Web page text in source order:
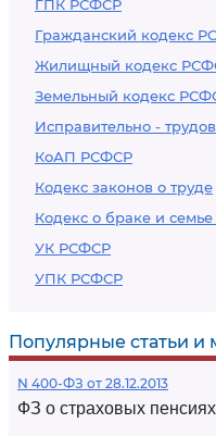
ГПК РСФСР
Гражданский кодекс
Жилищный кодекс
Земельный кодекс
Исправительно -
КоАП РСФСР
Кодекс законов о труде
Кодекс о браке и
УК РСФСР
УПК РСФСР
Популярные статьи и
N 400-ФЗ от 28.12.2013
ФЗ о страховых пенсиях